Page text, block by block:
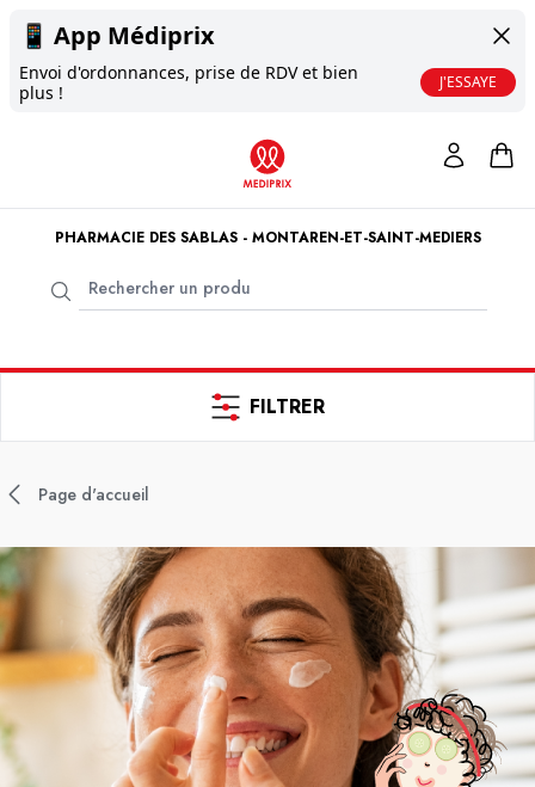
📱 App Médiprix
Envoi d'ordonnances, prise de RDV et bien
plus !
J'ESSAYE
PHARMACIE DES SABLAS - MONTAREN-ET-SAINT-MEDIERS
FILTRER
Page d'accueil